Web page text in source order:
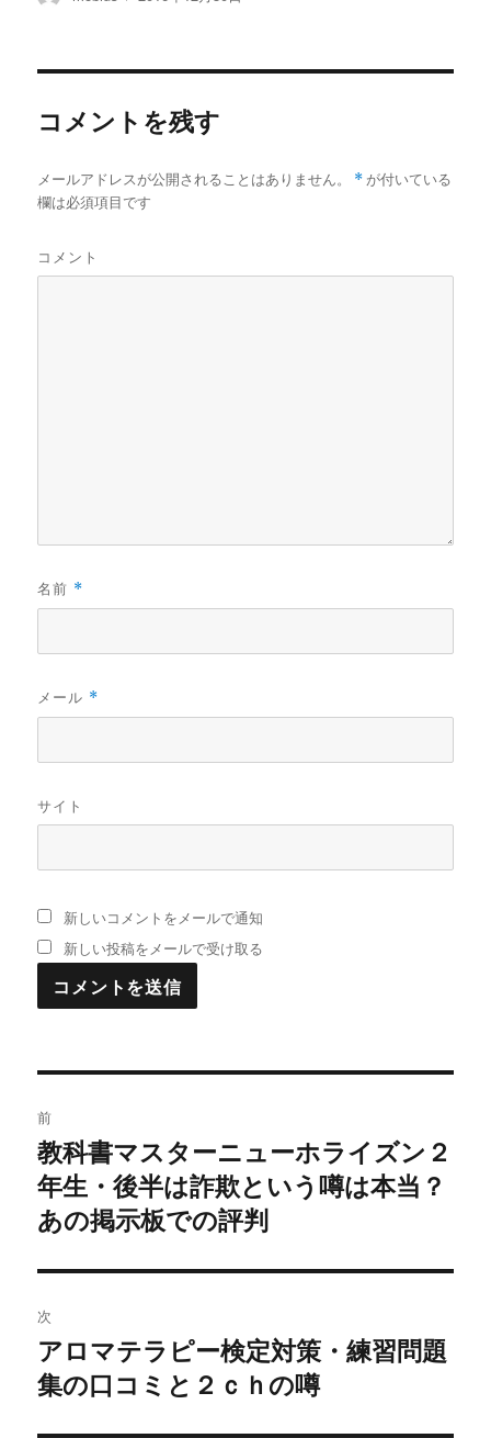
コメントを残す
メールアドレスが公開されることはありません。 * が付いている
欄は必須項目です
コメント
名前 *
メール *
サイト
新しいコメントをメールで通知
新しい投稿をメールで受け取る
稿
ナ
ビ
ゲ
ー
シ
前
過
去
の
投
稿:
教科書マスターニューホライズン２
年生・後半は詐欺という噂は本当？
あの掲示板での評判
次
次
の
アロマテラピー検定対策・練習問題
集の口コミと２ｃｈの噂